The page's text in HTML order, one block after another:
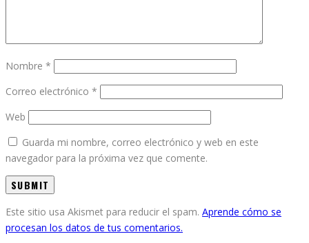
Nombre *
Correo electrónico *
Web
Guarda mi nombre, correo electrónico y web en este
navegador para la próxima vez que comente.
Este sitio usa Akismet para reducir el spam. Aprende cómo se
procesan los datos de tus comentarios.